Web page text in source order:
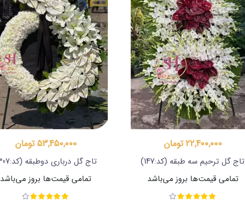
22,400,000 تومان
تاج گل ترحیم سه طبقه (کد:147)
تمامی قیمت‌ها بروز می‌باشد
53,450,000 تومان
تاج گل درباری دوطبقه (کد:307)
تمامی قیمت‌ها بروز می‌باشد